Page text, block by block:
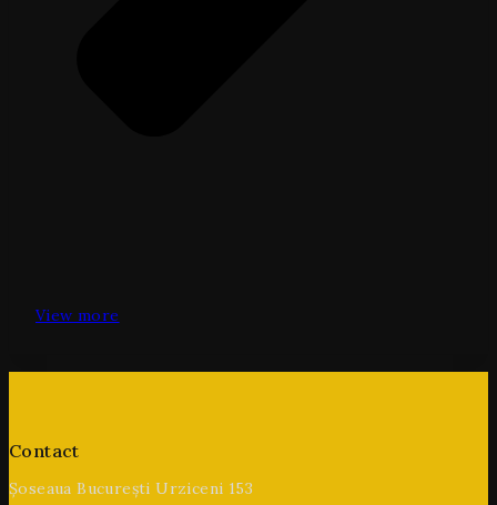
View more
Contact
Șoseaua București Urziceni 153